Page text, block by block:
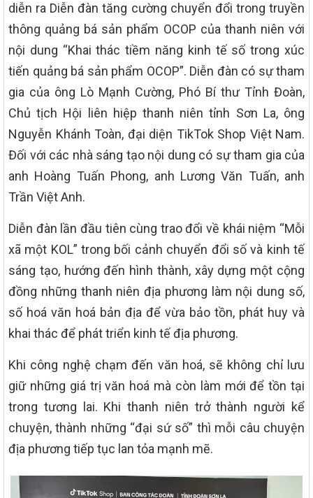
diễn ra Diễn đàn tăng cường chuyển đổi trong truyền
thông quảng bá sản phẩm OCOP của thanh niên với
nội dung “Khai thác tiềm năng kinh tế số trong xúc
tiến quảng bá sản phẩm OCOP”. Diễn đàn có sự tham
gia của ông Lò Mạnh Cường, Phó Bí thư Tỉnh Đoàn,
Chủ tịch Hội liên hiệp thanh niên tỉnh Sơn La, ông
Nguyễn Khánh Toàn, đại diện TikTok Shop Việt Nam.
Đối với các nhà sáng tạo nội dung có sự tham gia của
anh Hoàng Tuấn Phong, anh Lương Văn Tuấn, anh
Trần Việt Anh.
Diễn đàn lần đầu tiên cùng trao đổi về khái niệm “Mỗi
xã một KOL” trong bối cảnh chuyển đổi số và kinh tế
sáng tạo, hướng đến hình thành, xây dựng một cộng
đồng những thanh niên địa phương làm nội dung số,
số hoá văn hoá bản địa để vừa bảo tồn, phát huy và
khai thác để phát triển kinh tế địa phương.
Khi công nghệ chạm đến văn hoá, sẽ không chỉ lưu
giữ những giá trị văn hoá mà còn làm mới để tồn tại
trong tương lai. Khi thanh niên trở thành người kể
chuyện, thành những “đại sứ số” thì mỗi câu chuyện
địa phương tiếp tục lan tỏa mạnh mẽ.